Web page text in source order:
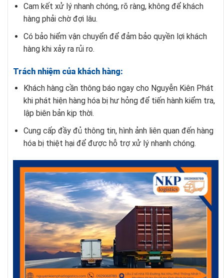
Cam kết xử lý nhanh chóng, rõ ràng, không để khách
hàng phải chờ đợi lâu.
Có bảo hiểm vận chuyển để đảm bảo quyền lợi khách
hàng khi xảy ra rủi ro.
Trách nhiệm của khách hàng:
Khách hàng cần thông báo ngay cho Nguyễn Kiên Phát
khi phát hiện hàng hóa bị hư hỏng để tiến hành kiểm tra,
lập biên bản kịp thời.
Cung cấp đầy đủ thông tin, hình ảnh liên quan đến hàng
hóa bị thiệt hại để được hỗ trợ xử lý nhanh chóng.